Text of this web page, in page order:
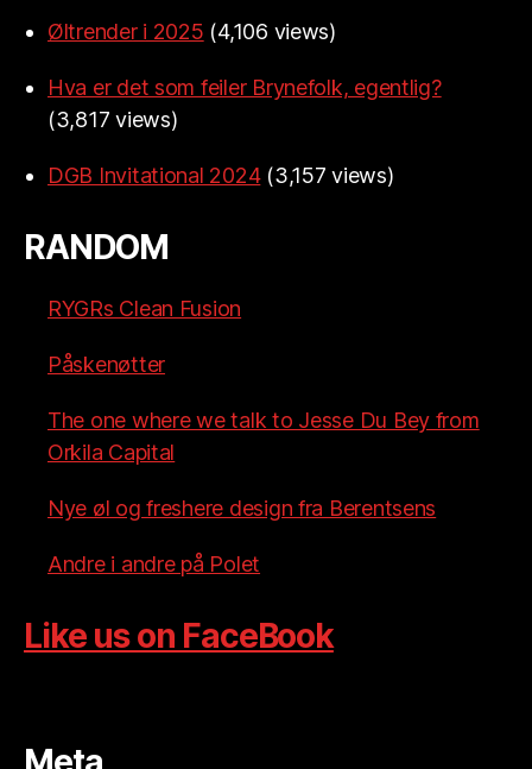
Øltrender i 2025 (4,106 views)
Hva er det som feiler Brynefolk, egentlig?
(3,817 views)
DGB Invitational 2024 (3,157 views)
RANDOM
RYGRs Clean Fusion
Påskenøtter
The one where we talk to Jesse Du Bey from
Orkila Capital
Nye øl og freshere design fra Berentsens
Andre i andre på Polet
Like us on FaceBook